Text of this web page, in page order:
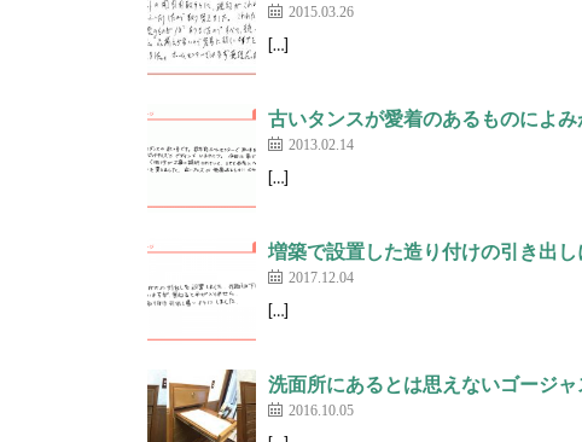
2015.03.26
[…]
古いタンスが愛着のあるものによみ
2013.02.14
[…]
増築で設置した造り付けの引き出
2017.12.04
[…]
洗面所にあるとは思えないゴージ
2016.10.05